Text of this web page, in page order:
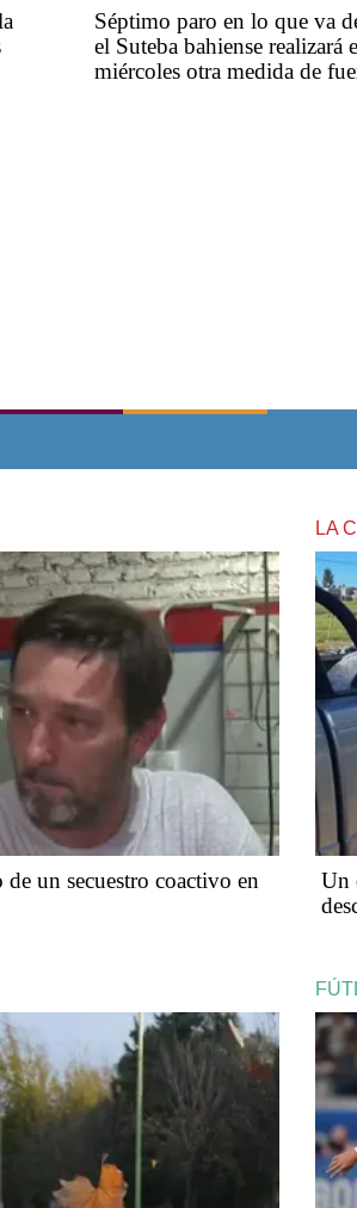
Séptimo paro en lo que va
el Suteba bahiense realizará
miércoles otra medida de
un secuestro coactivo en
LA
Un